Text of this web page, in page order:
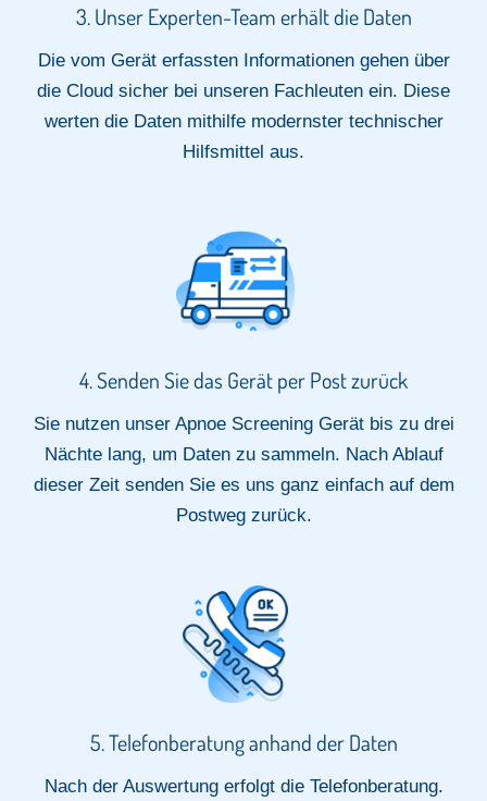
3. Unser Experten-Team erhält die Daten​
Die vom Gerät erfassten Informationen gehen über
die Cloud sicher bei unseren Fachleuten ein. Diese
werten die Daten mithilfe modernster technischer
Hilfsmittel aus.​
4. Senden Sie das Gerät per Post zurück
Sie nutzen unser Apnoe Screening Gerät bis zu drei
Nächte lang, um Daten zu sammeln. Nach Ablauf
dieser Zeit senden Sie es uns ganz einfach auf dem
Postweg zurück.
5. Telefonberatung anhand der Daten
Nach der Auswertung erfolgt die Telefonberatung.